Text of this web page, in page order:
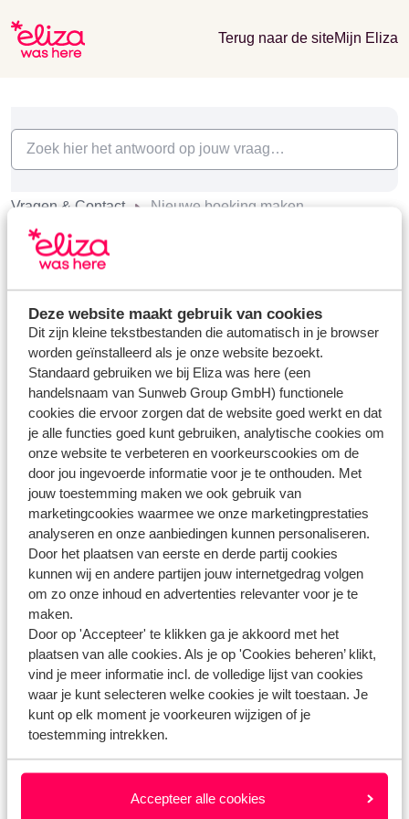
Deze website maakt gebruik van cookies
Dit zijn kleine tekstbestanden die automatisch in je browser
worden geïnstalleerd als je onze website bezoekt.
Standaard gebruiken we bij Eliza was here (een
handelsnaam van Sunweb Group GmbH) functionele
cookies die ervoor zorgen dat de website goed werkt en dat
je alle functies goed kunt gebruiken, analytische cookies om
onze website te verbeteren en voorkeurscookies om de
door jou ingevoerde informatie voor je te onthouden. Met
jouw toestemming maken we ook gebruik van
marketingcookies waarmee we onze marketingprestaties
analyseren en onze aanbiedingen kunnen personaliseren.
Door het plaatsen van eerste en derde partij cookies
kunnen wij en andere partijen jouw internetgedrag volgen
om zo onze inhoud en advertenties relevanter voor je te
maken.
Door op 'Accepteer' te klikken ga je akkoord met het
plaatsen van alle cookies. Als je op 'Cookies beheren’ klikt,
vind je meer informatie incl. de volledige lijst van cookies
waar je kunt selecteren welke cookies je wilt toestaan. Je
kunt op elk moment je voorkeuren wijzigen of je
toestemming intrekken.
Accepteer alle cookies
Terug naar de siteMijn Eliza
Vragen & Contact Nieuwe boeking maken
Nieuwe boeking maken (1)
Laatst gewijzigd op Ma, 3 Mrt, 2025 om 11:22 AM
Heb jij jouw antwoord niet gevonden?
Whatsapp ons!
WhatsApp ons op het nummer +31102700820. Je
kunt ons op hetzelfde nummer ook bellen, houd dan
rekening met langere wachttijden.
Openingstijden:
Maandag t/m vrijdag: 09:00-18:00
Zaterdag: 10:00-17:00
Zondag: gesloten